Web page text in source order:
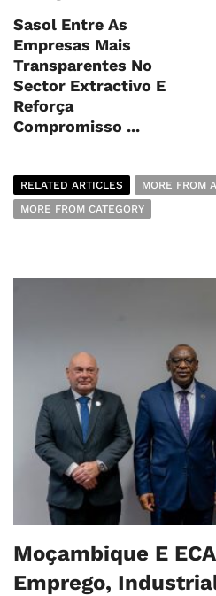
Sasol Entre As
Empresas Mais
Transparentes No
Sector Extractivo E
Reforça
Compromisso ...
RELATED ARTICLES
MORE FROM
MORE FROM CATEGORY
Moçambique E
Emprego,